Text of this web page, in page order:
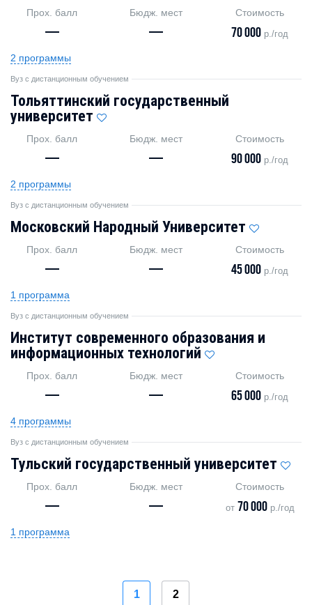
Прох. балл
—
Бюдж. мест
—
Стоимость
70 000 р./год
2 программы
Вуз с дистанционным обучением
Тольяттинский государственный
университет
Прох. балл
—
Бюдж. мест
—
Стоимость
90 000 р./год
2 программы
Вуз с дистанционным обучением
Московский Народный Университет
Прох. балл
—
Бюдж. мест
—
Стоимость
45 000 р./год
1 программа
Вуз с дистанционным обучением
Институт современного образования и
информационных технологий
Прох. балл
—
Бюдж. мест
—
Стоимость
65 000 р./год
4 программы
Вуз с дистанционным обучением
Тульский государственный университет
Прох. балл
—
Бюдж. мест
—
Стоимость
от 70 000р./год
1 программа
1 2